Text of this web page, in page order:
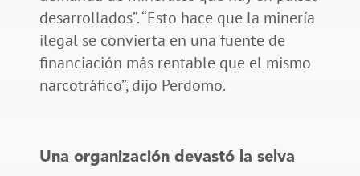
desarrollados”. “Esto hace que la minería
ilegal se convierta en una fuente de
financiación más rentable que el mismo
narcotráfico”, dijo Perdomo.
Una organización devastó la selva